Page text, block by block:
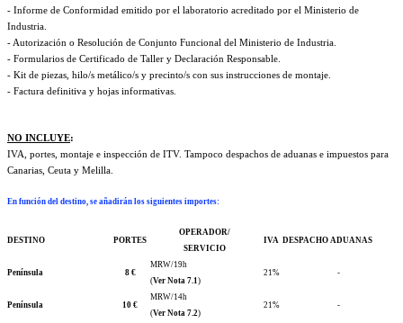
- Informe de Conformidad emitido por el laboratorio acreditado por el Ministerio de
Industria.
- Autorización o Resolución de Conjunto Funcional del Ministerio de Industria.
- Formularios de Certificado de Taller y Declaración Responsable.
- Kit de piezas, hilo/s metálico/s y precinto/s con sus instrucciones de montaje.
- Factura definitiva y hojas informativas.
NO INCLUYE:
IVA, portes, montaje e inspección de ITV. Tampoco despachos de aduanas e impuestos para
Canarias, Ceuta y Melilla.
En función del destino, se añadirán los siguientes importes:
DESTINO PORTES
OPERADOR/
SERVICIO
IVA DESPACHO ADUANAS
Península 8 €
MRW/19h
(Ver Nota 7.1 )
21% -
Península 10 €
MRW/14h
(Ver Nota 7.2)
21% -